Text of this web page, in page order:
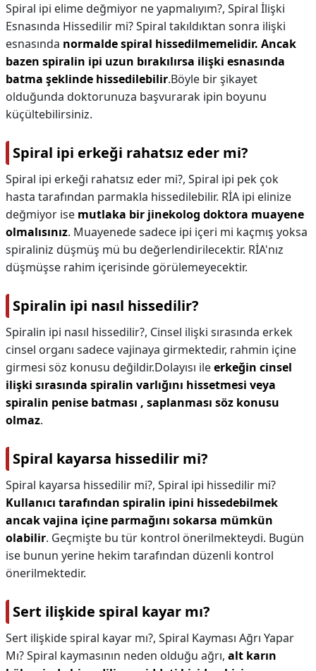
Spiral ipi elime değmiyor ne yapmalıyım?, Spiral İlişki
Esnasında Hissedilir mi? Spiral takıldıktan sonra ilişki
esnasında normalde spiral hissedilmemelidir. Ancak
bazen spiralin ipi uzun bırakılırsa ilişki esnasında
batma şeklinde hissedilebilir.Böyle bir şikayet
olduğunda doktorunuza başvurarak ipin boyunu
küçültebilirsiniz.
Spiral ipi erkeği rahatsız eder mi?
Spiral ipi erkeği rahatsız eder mi?, Spiral ipi pek çok
hasta tarafından parmakla hissedilebilir. RİA ipi elinize
değmiyor ise mutlaka bir jinekolog doktora muayene
olmalısınız. Muayenede sadece ipi içeri mi kaçmış yoksa
spiraliniz düşmüş mü bu değerlendirilecektir. RİA'nız
düşmüşse rahim içerisinde görülemeyecektir.
Spiralin ipi nasıl hissedilir?
Spiralin ipi nasıl hissedilir?, Cinsel ilişki sırasında erkek
cinsel organı sadece vajinaya girmektedir, rahmin içine
girmesi söz konusu değildir.Dolayısı ileerkeğin cinsel
ilişki sırasında spiralin varlığını hissetmesi veya
spiralin penise batması , saplanması söz konusu
olmaz.
Spiral kayarsa hissedilir mi?
Spiral kayarsa hissedilir mi?, Spiral ipi hissedilir mi?
Kullanıcı tarafından spiralin ipini hissedebilmek
ancak vajina içine parmağını sokarsa mümkün
olabilir. Geçmişte bu tür kontrol önerilmekteydi. Bugün
ise bunun yerine hekim tarafından düzenli kontrol
önerilmektedir.
Sert ilişkide spiral kayar mı?
Sert ilişkide spiral kayar mı?, Spiral Kayması Ağrı Yapar
Mı? Spiral kaymasının neden olduğu ağrı, alt karın